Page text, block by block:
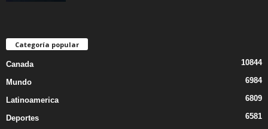
Categoría popular
Canada 10844
Mundo 6984
Latinoamerica 6809
Deportes 6581